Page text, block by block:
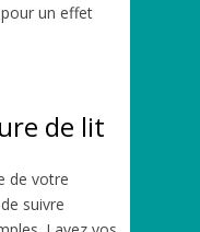
un effet
de lit
de votre
suivre